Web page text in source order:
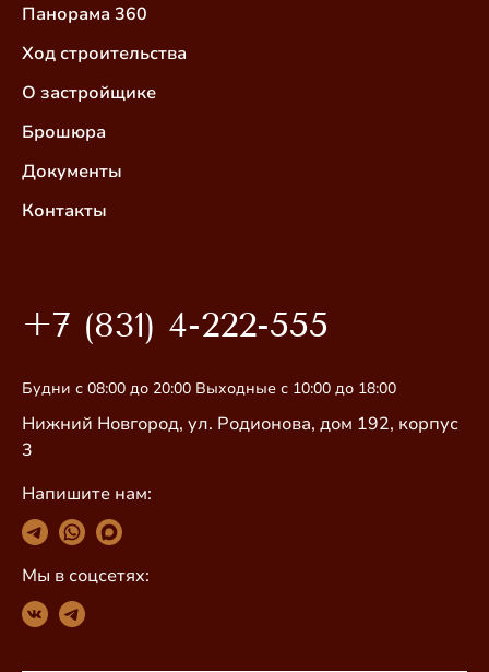
Панорама 360
Ход строительства
О застройщике
Брошюра
Документы
Контакты
+7 (831) 4-222-555
Будни с 08:00 до 20:00 Выходные с 10:00 до 18:00
Нижний Новгород, ул. Родионова, дом 192, корпус
3
Напишите нам:
Мы в соцсетях: